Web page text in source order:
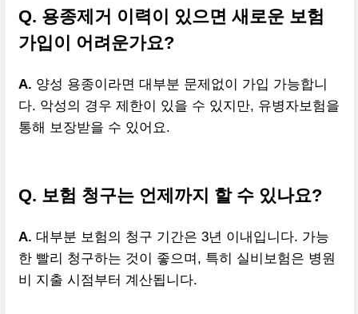
Q. 용종제거 이력이 있으면 새로운 보험
가입이 어려운가요?
A. 양성 용종이라면 대부분 문제없이 가입 가능합니
다. 악성의 경우 제한이 있을 수 있지만, 유병자보험을
통해 보장받을 수 있어요.
Q. 보험 청구는 언제까지 할 수 있나요?
A. 대부분 보험의 청구 기간은 3년 이내입니다. 가능
한 빨리 청구하는 것이 좋으며, 특히 실비보험은 병원
비 지출 시점부터 계산됩니다.